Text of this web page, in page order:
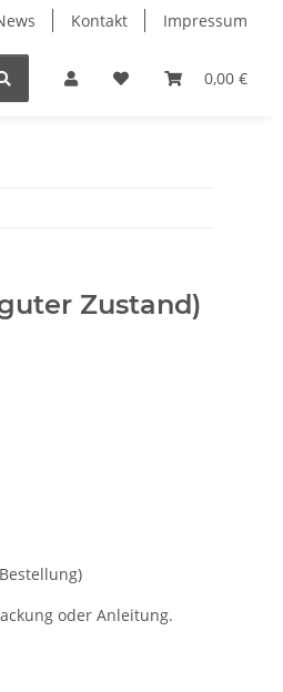
Kontakt Impressum
0,00 €
Zustand)
oder Anleitung.